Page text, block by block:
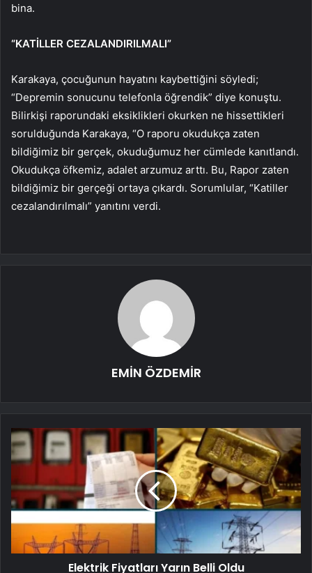
bina.
“KATİLLER CEZALANDIRILMALI”
Karakaya, çocuğunun hayatını kaybettiğini söyledi;
“Depremin sonucunu telefonla öğrendik” diye konuştu.
Bilirkişi raporundaki eksiklikleri okurken ne hissettikleri
sorulduğunda Karakaya, “O raporu okudukça zaten
bildiğimiz bir gerçek, okuduğumuz her cümlede kanıtlandı.
Okudukça öfkemiz, adalet arzumuz arttı. Bu, Rapor zaten
bildiğimiz bir gerçeği ortaya çıkardı. Sorumlular, “Katiller
cezalandırılmalı” yanıtını verdi.
EMİN ÖZDEMİR
Elektrik Fiyatları Yarın Belli Oldu